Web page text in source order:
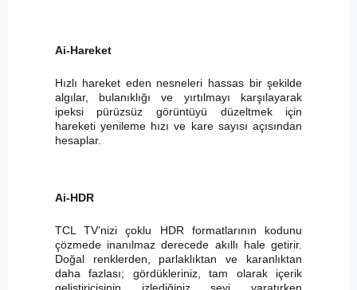
Ai-Hareket
Hızlı hareket eden nesneleri hassas bir şekilde
algılar, bulanıklığı ve yırtılmayı karşılayarak
ipeksi pürüzsüz görüntüyü düzeltmek için
hareketi yenileme hızı ve kare sayısı açısından
hesaplar.
Ai-HDR
TCL TV’nizi çoklu HDR formatlarının kodunu
çözmede inanılmaz derecede akıllı hale getirir.
Doğal renklerden, parlaklıktan ve karanlıktan
daha fazlası; gördükleriniz, tam olarak içerik